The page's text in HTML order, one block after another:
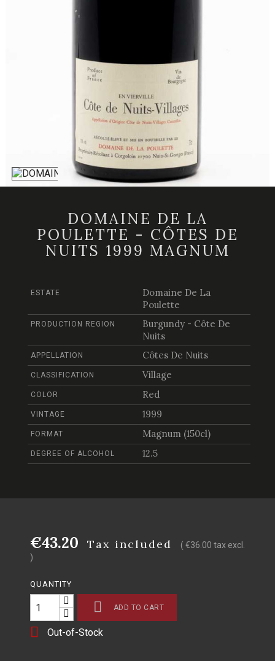
DOMAINE DE LA
POULETTE - CÔTES DE
NUITS 1999 MAGNUM
ESTATE
Domaine De La
Poulette
PRODUCTION REGION
Burgundy - Côte De
Nuits
APPELLATION Côtes De Nuits
CLASSIFICATION Village
COLOR Red
VINTAGE 1999
FORMAT Magnum (150cl)
DEGREE OF ALCOHOL 12.5
€43.20 Tax included
( €36.00 tax excl.
)
QUANTITY
 ADD TO CART
 Out-of-Stock